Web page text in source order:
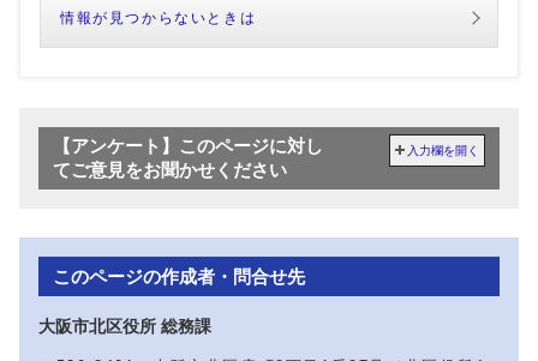
情報が見つからないときは
【アンケート】このページに対し
てご意見をお聞かせください
入力欄を開く
このページの作成者・問合せ先
大阪市北区役所 総務課